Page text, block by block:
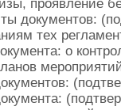
проявление
документов:
тех
о